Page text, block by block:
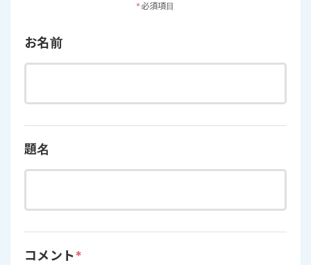
* 必須項目
お名前
題名
コメント*